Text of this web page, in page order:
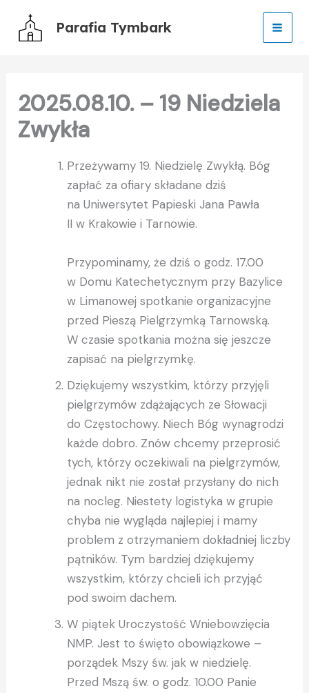
Parafia Tymbark
2025.08.10. – 19 Niedziela
Zwykła
Przeżywamy 19. Niedzielę Zwykłą. Bóg
zapłać za ofiary składane dziś
na Uniwersytet Papieski Jana Pawła
II w Krakowie i Tarnowie.
Przypominamy, że dziś o godz. 17.00
w Domu Katechetycznym przy Bazylice
w Limanowej spotkanie organizacyjne
przed Pieszą Pielgrzymką Tarnowską.
W czasie spotkania można się jeszcze
zapisać na pielgrzymkę.
Dziękujemy wszystkim, którzy przyjęli
pielgrzymów zdążających ze Słowacji
do Częstochowy. Niech Bóg wynagrodzi
każde dobro. Znów chcemy przeprosić
tych, którzy oczekiwali na pielgrzymów,
jednak nikt nie został przysłany do nich
na nocleg. Niestety logistyka w grupie
chyba nie wygląda najlepiej i mamy
problem z otrzymaniem dokładniej liczby
pątników. Tym bardziej dziękujemy
wszystkim, którzy chcieli ich przyjąć
pod swoim dachem.
W piątek Uroczystość Wniebowzięcia
NMP. Jest to święto obowiązkowe –
porządek Mszy św. jak w niedzielę.
Przed Mszą św. o godz. 10.00 Panie